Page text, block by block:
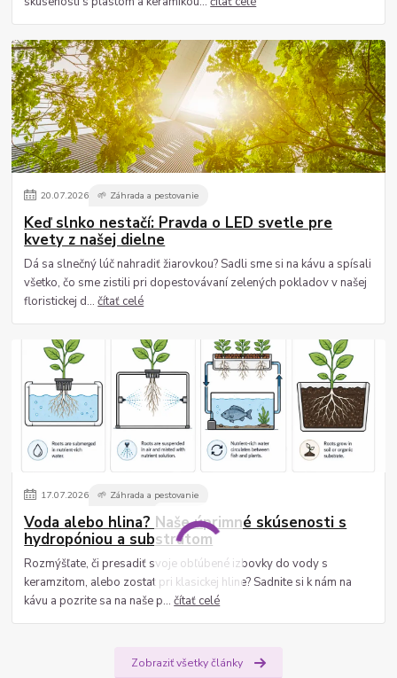
20.07.2026 🌱 Záhrada a pestovanie
Keď slnko nestačí: Pravda o LED svetle pre
kvety z našej dielne
Dá sa slnečný lúč nahradiť žiarovkou? Sadli sme si na kávu a spísali
všetko, čo sme zistili pri dopestovávaní zelených pokladov v našej
floristickej d...čítať celé
17.07.2026 🌱 Záhrada a pestovanie
Voda alebo hlina? Naše úprimné skúsenosti s
hydropóniou a substrátom
Rozmýšľate, či presadiť svoje obľúbené izbovky do vody s
keramzitom, alebo zostat pri klasickej hline? Sadnite si k nám na
kávu a pozrite sa na naše p...čítať celé
Zobraziť všetky články